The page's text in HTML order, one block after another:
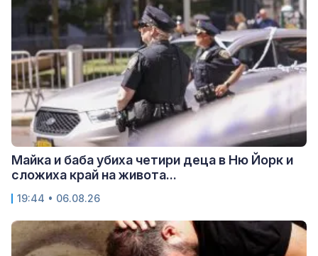
Майка и баба убиха четири деца в Ню Йорк и
сложиха край на живота...
19:44 • 06.08.26